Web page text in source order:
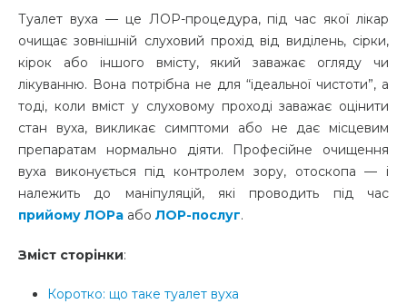
Туалет вуха — це ЛОР-процедура, під час якої лікар
очищає зовнішній слуховий прохід від виділень, сірки,
кірок або іншого вмісту, який заважає огляду чи
лікуванню. Вона потрібна не для “ідеальної чистоти”, а
тоді, коли вміст у слуховому проході заважає оцінити
стан вуха, викликає симптоми або не дає місцевим
препаратам нормально діяти. Професійне очищення
вуха виконується під контролем зору, отоскопа — і
належить до маніпуляцій, які проводить під час
прийому ЛОРа або ЛОР-послуг.
Зміст сторінки:
Коротко: що таке туалет вуха